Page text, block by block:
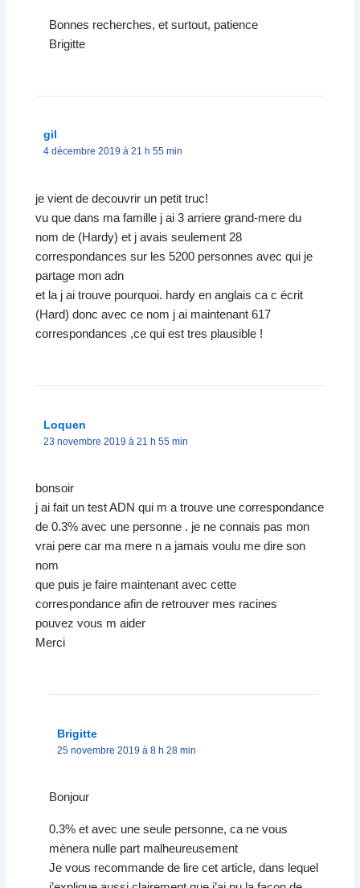
Bonnes recherches, et surtout, patience
Brigitte
gil
4 décembre 2019 à 21 h 55 min
je vient de decouvrir un petit truc!
vu que dans ma famille j ai 3 arriere grand-mere du
nom de (Hardy) et j avais seulement 28
correspondances sur les 5200 personnes avec qui je
partage mon adn
et la j ai trouve pourquoi. hardy en anglais ca c écrit
(Hard) donc avec ce nom j ai maintenant 617
correspondances ,ce qui est tres plausible !
Loquen
23 novembre 2019 à 21 h 55 min
bonsoir
j ai fait un test ADN qui m a trouve une correspondance
de 0.3% avec une personne . je ne connais pas mon
vrai pere car ma mere n a jamais voulu me dire son
nom
que puis je faire maintenant avec cette
correspondance afin de retrouver mes racines
pouvez vous m aider
Merci
Brigitte
25 novembre 2019 à 8 h 28 min
Bonjour
0.3% et avec une seule personne, ca ne vous
mènera nulle part malheureusement
Je vous recommande de lire cet article, dans lequel